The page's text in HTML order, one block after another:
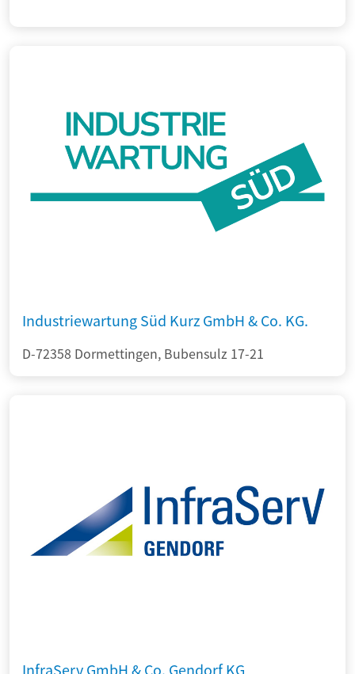
Industriewartung Süd Kurz GmbH & Co. KG.
D-72358 Dormettingen, Bubensulz 17-21
InfraServ GmbH & Co. Gendorf KG